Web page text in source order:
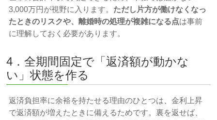
3,000万円が視野に入ります。 ただし片方が働けなくなっ
たときのリスクや、離婚時の処理が複雑になる点は事前
に理解しておく必要があります。
4．全期間固定で「返済額が動かな
い」状態を作る
返済負担率に余裕を持たせる理由のひとつは、金利上昇
で返済額が増えたときに備えるためです。裏を返せば、